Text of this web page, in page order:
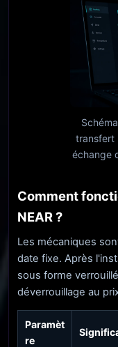
transfert
échange
Comment
NEAR ?
Les mécaniques
date fixe. Après
sous forme
déverrouillage au
Paramèt
re